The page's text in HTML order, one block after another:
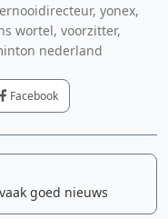
yonex,
wortel, voorzitter,
nederland
Facebook
goed nieuws